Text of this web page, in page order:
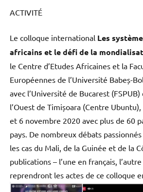
ACTIVITÉ
Le colloque international Les
africains et le défi de la
le Centre d’Etudes Africaines et la
Européennes de l’Université Babeș-
avec l’Université de Bucarest
l’Ouest de Timișoara (Centre
et 6 novembre 2020 avec plus de 60
pays. De nombreux débats
les cas du Mali, de la Guinée et de la
publications – l’une en français,
reprendront les actes de ce colloque